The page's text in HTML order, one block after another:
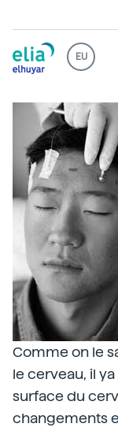
EU
Comme on le
le cerveau, il
surface du
changements